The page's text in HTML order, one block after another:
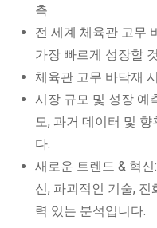
측
전 세계 체육관 고무
가장 빠르게 성장할
체육관 고무 바닥재
시장 규모 및 성장 예
모, 과거 데이터 및
다.
새로운 트렌드 & 혁
신, 파괴적인 기술,
력 있는 분석입니다.